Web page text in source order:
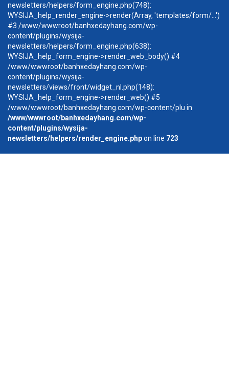
newsletters/helpers/form_engine.php(748):
WYSIJA_help_render_engine->render(Array, 'templates/form/...')
#3 /www/wwwroot/banhxedayhang.com/wp-
content/plugins/wysija-
newsletters/helpers/form_engine.php(638):
WYSIJA_help_form_engine->render_web_body() #4
/www/wwwroot/banhxedayhang.com/wp-
content/plugins/wysija-
newsletters/views/front/widget_nl.php(148):
WYSIJA_help_form_engine->render_web() #5
/www/wwwroot/banhxedayhang.com/wp-content/plu in
/www/wwwroot/banhxedayhang.com/wp-
content/plugins/wysija-
newsletters/helpers/render_engine.phpon line 723